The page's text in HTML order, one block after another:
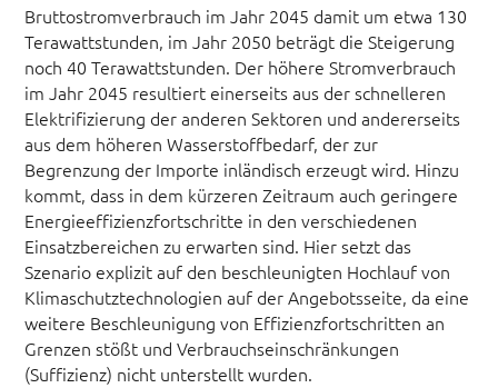
Bruttostromverbrauch im Jahr 2045 damit um etwa 130
Terawattstunden, im Jahr 2050 beträgt die Steigerung
noch 40 Terawattstunden. Der höhere Stromverbrauch
im Jahr 2045 resultiert einerseits aus der schnelleren
Elektrifizierung der anderen Sektoren und andererseits
aus dem höheren Wasserstoffbedarf, der zur
Begrenzung der Importe inländisch erzeugt wird. Hinzu
kommt, dass in dem kürzeren Zeitraum auch geringere
Energieeffizienzfortschritte in den verschiedenen
Einsatzbereichen zu erwarten sind. Hier setzt das
Szenario explizit auf den beschleunigten Hochlauf von
Klimaschutztechnologien auf der Angebotsseite, da eine
weitere Beschleunigung von Effizienzfortschritten an
Grenzen stößt und Verbrauchseinschränkungen
(Suffizienz) nicht unterstellt wurden.